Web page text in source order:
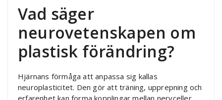
Vad säger
neurovetenskapen om
plastisk förändring?
Hjärnans förmåga att anpassa sig kallas
neuroplasticitet. Den gör att träning, upprepning och